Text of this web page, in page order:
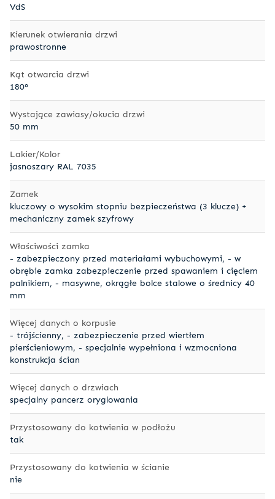
VdS
Kierunek otwierania drzwi
prawostronne
Kąt otwarcia drzwi
180°
Wystające zawiasy/okucia drzwi
50 mm
Lakier/Kolor
jasnoszary RAL 7035
Zamek
kluczowy o wysokim stopniu bezpieczeństwa (3 klucze) +
mechaniczny zamek szyfrowy
Właściwości zamka
- zabezpieczony przed materiałami wybuchowymi, - w
obrębie zamka zabezpieczenie przed spawaniem i cięciem
palnikiem, - masywne, okrągłe bolce stalowe o średnicy 40
mm
Więcej danych o korpusie
- trójścienny, - zabezpieczenie przed wiertłem
pierścieniowym, - specjalnie wypełniona i wzmocniona
konstrukcja ścian
Więcej danych o drzwiach
specjalny pancerz oryglowania
Przystosowany do kotwienia w podłożu
tak
Przystosowany do kotwienia w ścianie
nie